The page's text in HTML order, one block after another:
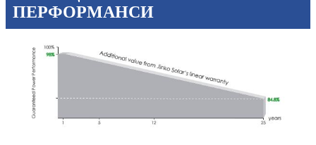
ПЕРФОРМАНСИ